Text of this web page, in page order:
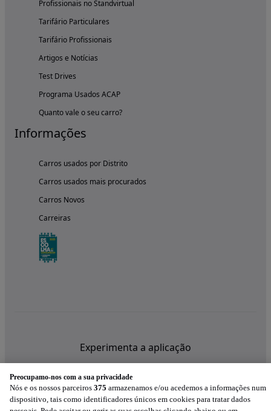
Profissionais no Standvirtual
Tarifário Particulares
Tarifário Profissionais
Artigos e Notícias
Test Drives
Programa Usados ACAP
Quanto vale o seu carro?
Informações
Carros usados por Distrito
Carros usados mais procurados
Carros Novos
Carreiras
Experimenta a aplicação
Preocupamo-nos com a sua privacidade
Nós e os nossos parceiros 375 armazenamos e/ou acedemos a informações num
dispositivo, tais como identificadores únicos em cookies para tratar dados